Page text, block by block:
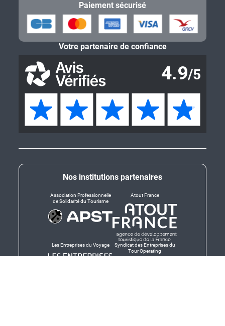
Nos institutions partenaires
Association Professionnelle
de Solidarité du Tourisme
Atout France
Les Entreprises du Voyage
Syndicat des Entreprises du
Tour Operating
Paiement sécurisé
Votre partenaire de confiance